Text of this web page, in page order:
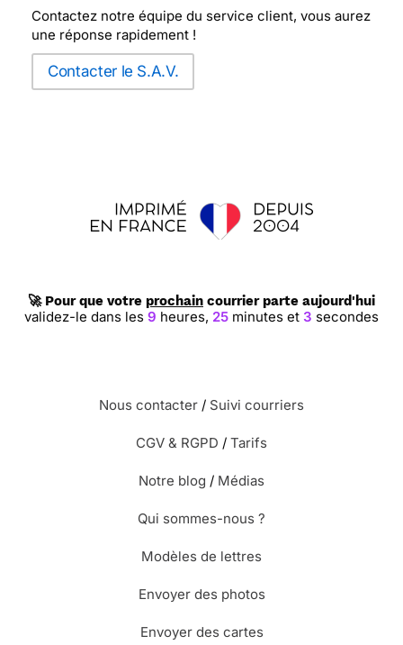
Contactez notre équipe du service client, vous aurez
une réponse rapidement !
Contacter le S.A.V.
🚀 Pour que votre prochain courrier parte aujourd'hui
validez-le dans les 9 heures, 25 minutes et 3 secondes
Nous contacter / Suivi courriers
CGV & RGPD / Tarifs
Notre blog / Médias
Qui sommes-nous ?
Modèles de lettres
Envoyer des photos
Envoyer des cartes